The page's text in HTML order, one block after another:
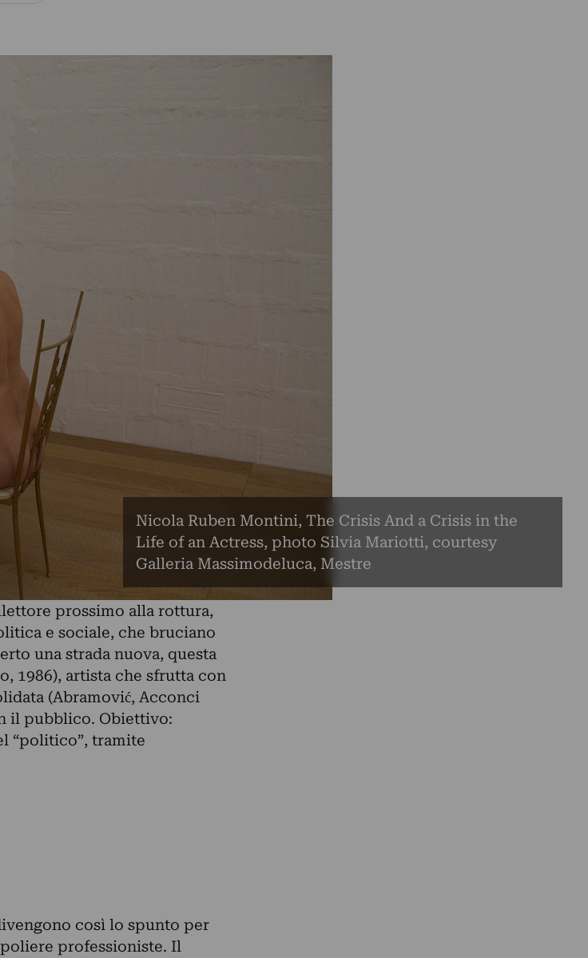
Nicola Ruben Montini, The Crisis And a Crisis in the
Life of an Actress, photo Silvia Mariotti, courtesy
Galleria Massimodeluca, Mestre
prossimo alla rottura,
e sociale, che bruciano
una strada nuova, questa
1986), artista che sfrutta con
(Abramović, Acconci
il pubblico. Obiettivo:
“politico”, tramite
così lo spunto per
professioniste. Il